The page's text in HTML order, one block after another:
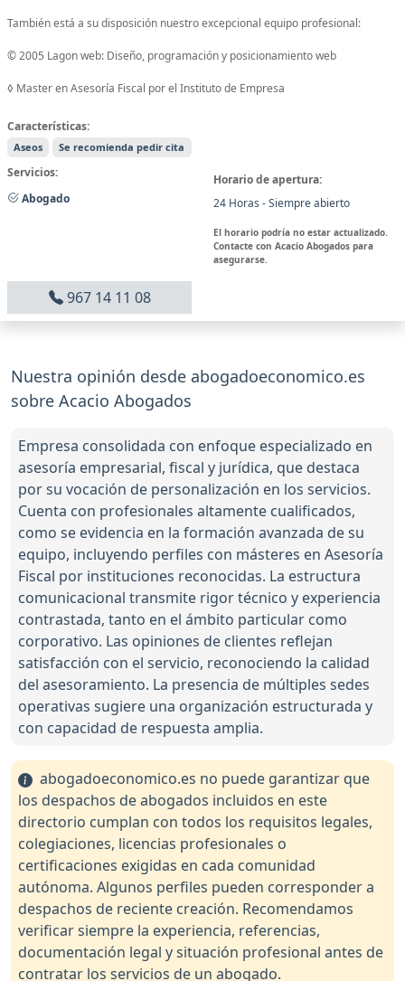
También está a su disposición nuestro excepcional equipo profesional:
© 2005 Lagon web: Diseño, programación y posicionamiento web
◊ Master en Asesoría Fiscal por el Instituto de Empresa
Características:
Aseos Se recomienda pedir cita
Servicios:
Abogado
Horario de apertura:
24 Horas - Siempre abierto
El horario podría no estar actualizado.
Contacte con Acacio Abogados para
asegurarse.
967 14 11 08
Nuestra opinión desde abogadoeconomico.es
sobre Acacio Abogados
Empresa consolidada con enfoque especializado en
asesoría empresarial, fiscal y jurídica, que destaca
por su vocación de personalización en los servicios.
Cuenta con profesionales altamente cualificados,
como se evidencia en la formación avanzada de su
equipo, incluyendo perfiles con másteres en Asesoría
Fiscal por instituciones reconocidas. La estructura
comunicacional transmite rigor técnico y experiencia
contrastada, tanto en el ámbito particular como
corporativo. Las opiniones de clientes reflejan
satisfacción con el servicio, reconociendo la calidad
del asesoramiento. La presencia de múltiples sedes
operativas sugiere una organización estructurada y
con capacidad de respuesta amplia.
abogadoeconomico.es no puede garantizar que
los despachos de abogados incluidos en este
directorio cumplan con todos los requisitos legales,
colegiaciones, licencias profesionales o
certificaciones exigidas en cada comunidad
autónoma. Algunos perfiles pueden corresponder a
despachos de reciente creación. Recomendamos
verificar siempre la experiencia, referencias,
documentación legal y situación profesional antes de
contratar los servicios de un abogado.